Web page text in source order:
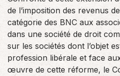
de l’imposition des revenus
catégorie des BNC aux
dans une société de droit
sur les sociétés dont l’objet
profession libérale et face
œuvre de cette réforme, le